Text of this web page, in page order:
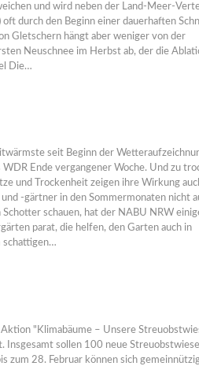
und wird neben der Land-Meer-
durch den Beginn einer dauerhaften
Gletschern hängt aber weniger von der
Neuschnee im Herbst ab, der die
Die…
seit Beginn der
Ende vergangener Woche. Und zu
und Trockenheit zeigen ihre Wirkung
-gärtner in den Sommermonaten nicht
schauen, hat der NABU NRW
parat, die helfen, den Garten auch in
schattigen…
"Klimabäume – Unsere
Insgesamt sollen 100 neue
zum 28. Februar können sich